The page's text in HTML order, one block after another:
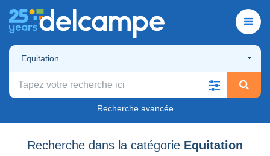
Equitation
Recherche avancée
Recherche dans la catégorie Equitation